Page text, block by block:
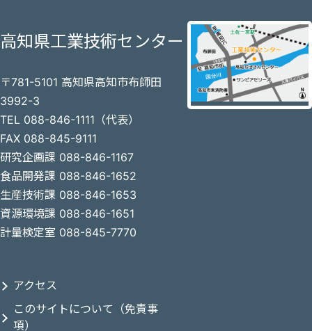
高知県工業技術センター
〒781-5101 高知県高知市布師田
3992-3
TEL 088-846-1111（代表）
FAX 088-845-9111
研究企画課 088-846-1167
食品開発課 088-846-1652
生産技術課 088-846-1653
資源環境課 088-846-1651
計量検定室 088-845-7770
アクセス
このサイトについて（免責事
項）